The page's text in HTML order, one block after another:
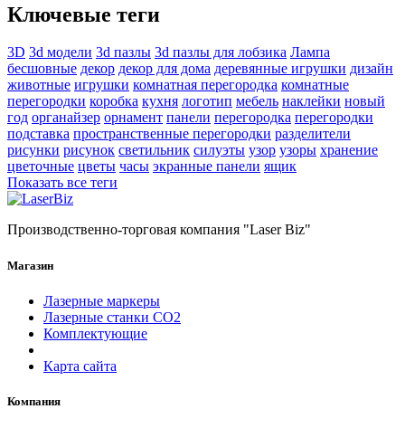
Ключевые теги
3D 3d модели 3d пазлы 3d пазлы для лобзика Лампа
бесшовные декор декор для дома деревянные игрушки дизайн
животные игрушки комнатная перегородка комнатные
перегородки коробка кухня логотип мебель наклейки новый
год органайзер орнамент панели перегородка перегородки
подставка пространственные перегородки разделители
рисунки рисунок светильник силуэты узор узоры хранение
цветочные цветы часы экранные панели ящик
Показать все теги
Производственно-торговая компания "Laser Biz"
Магазин
Лазерные маркеры
Лазерные станки СО2
Комплектующие
Карта сайта
Компания